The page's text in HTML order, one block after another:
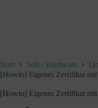
Start Soft / Hardware
[Howto] Eigenes Zertifikat mit
[Howto] Eigenes Zertifikat mit